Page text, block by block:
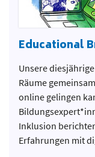
Educational
Unsere
Räume
online gelingen
Inklusion
Erfahrungen mit